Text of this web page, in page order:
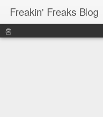
Freakin' Freaks Blog
홈